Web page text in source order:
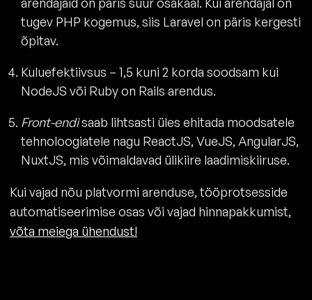
tugev PHP kogemus, siis Laravel on päris kergesti
õpitav.
Kuluefektiivsus – 1,5 kuni 2 korda soodsam kui
NodeJS või Ruby on Rails arendus.
Front-endisaab lihtsasti üles ehitada moodsatele
tehnoloogiatele nagu ReactJS, VueJS, AngularJS,
NuxtJS, mis võimaldavad ülikiire laadimiskiiruse.
Kui vajad nõu platvormi arenduse, tööprotsesside
automatiseerimise osas või vajad hinnapakkumist,
võta meiega ühendust!